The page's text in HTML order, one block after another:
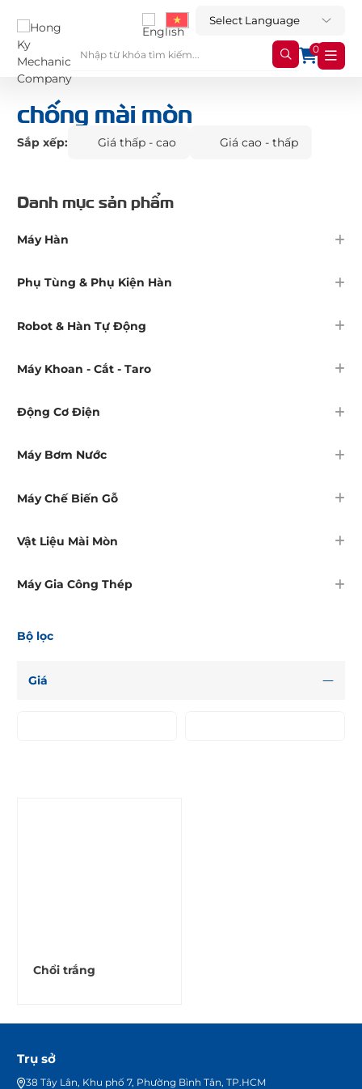
0
chống mài mòn
Sắp xếp: Giá thấp - cao Giá cao - thấp
Danh mục sản phẩm
Máy Hàn
Phụ Tùng & Phụ Kiện Hàn
Robot & Hàn Tự Động
Máy Khoan - Cắt - Taro
Động Cơ Điện
Máy Bơm Nước
Máy Chế Biến Gỗ
Vật Liệu Mài Mòn
Máy Gia Công Thép
Bộ lọc
Giá
Chổi trắng
Trụ sở
38 Tây Lân, Khu phố 7, Phường Bình Tân, TP.HCM